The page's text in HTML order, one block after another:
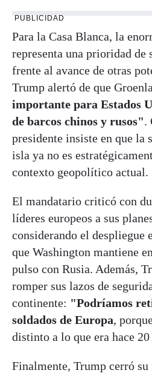
PUBLICIDAD
Para la Casa Blanca, la
representa una prioridad de
frente al avance de otras
Trump alertó de que
importante para Estados
de barcos chinos y rusos".
presidente insiste en que la
isla ya no es
contexto geopolítico actual.
El mandatario criticó con
líderes europeos a sus
considerando el
que Washington mantiene
pulso con Rusia. Además,
romper sus lazos de
continente: "Podríamos
soldados de Europa,
distinto a lo que era hace 20
Finalmente, Trump cerró